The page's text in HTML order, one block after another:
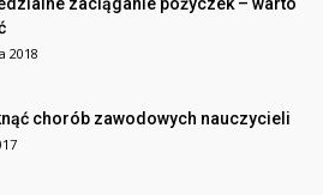
zaciąganie pożyczek – warto
2018
chorób zawodowych nauczycieli